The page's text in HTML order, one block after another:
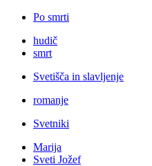
Po smrti
hudič
smrt
Svetišča in slavljenje
romanje
Svetniki
Marija
Sveti Jožef